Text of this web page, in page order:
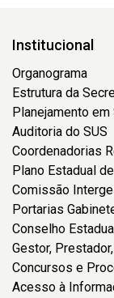
Institucional
Organograma
Estrutura da
Planejamento em
Auditoria do SUS
Coordenadorias
Plano Estadual
Comissão
Portarias
Conselho
Gestor,
Concursos e
Acesso à